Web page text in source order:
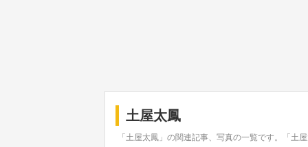
土屋太鳳
「土屋太鳳」の関連記事、写真の一覧です。「土